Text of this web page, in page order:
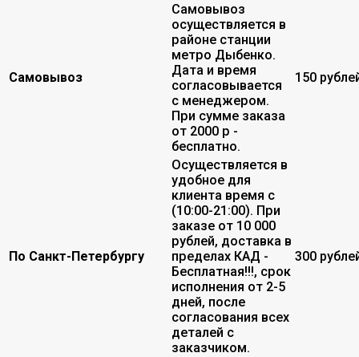
Самовывоз
Самовывоз
осуществляется в
районе станции
метро Дыбенко.
Дата и время
согласовывается
с менеджером.
При сумме заказа
от 2000 р -
бесплатно.
150
По Санкт-Петербургу
Осуществляется в
удобное для
клиента время с
(10:00-21:00). При
заказе от 10 000
рублей, доставка в
пределах КАД -
Бесплатная!!!, срок
исполнения от 2-5
дней, после
согласования всех
деталей с
заказчиком.
300